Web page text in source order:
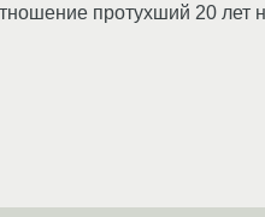
протухший 20 лет